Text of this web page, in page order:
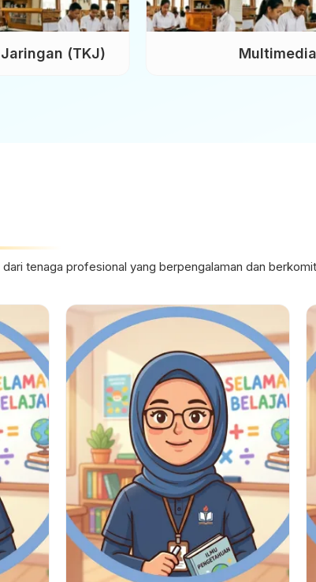
(TKJ)
tenaga profesional yang berpengalaman dan